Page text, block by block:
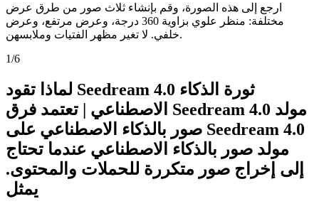
ارجع إلى هذه الصورة، وقم بإنشاء ثلاث صور من طرق عرض
مختلفة: منظر علوي بزاوية 360 درجة، وعرض مرتفع، وعرض
خلفي. لا تغير مظهر الفتيات وملابسهن.
1/6
لماذا تقود Seedream 4.0 ثورة الذكاء
الاصطناعي | تعتمد فرق Seedream 4.0 مولد
صور بالذكاء الاصطناعي على Seedream 4.0
مولد صور بالذكاء الاصطناعي عندما تحتاج
إلى إخراج صور متكررة للحملات والمحتوى.
يمثل